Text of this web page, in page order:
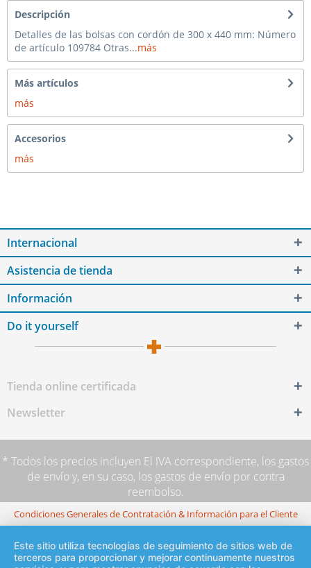
Descripción
Detalles de las bolsas con cordón de 300 x 440 mm: Número
de artículo 109784 Otras...más
Más artículos
más
Accesorios
más
Internacional
Asistencia de tienda
Información
Do it yourself
Tienda online certificada
Newsletter
* Todos los precios incluyen El IVA correspondiente, los gastos
de envíoy, en su caso, los gastos de envío por contra
reembolso.
Condiciones Generales de Contratación & Información para el Cliente
Este sitio utiliza tecnologías de seguimiento de sitios web de
terceros para proporcionar y mejorar continuamente nuestros